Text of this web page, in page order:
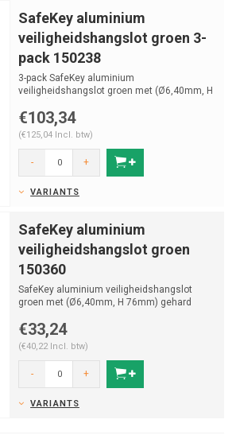
SafeKey aluminium
veiligheidshangslot groen 3-
pack 150238
3-pack SafeKey aluminium
veiligheidshangslot groen met (Ø6,40mm, H
€103,34
(€125,04 Incl. btw)
- +
VARIANTS
SafeKey aluminium
veiligheidshangslot groen
150360
SafeKey aluminium veiligheidshangslot
groen met (Ø6,40mm, H 76mm) gehard
€33,24
(€40,22 Incl. btw)
- +
VARIANTS